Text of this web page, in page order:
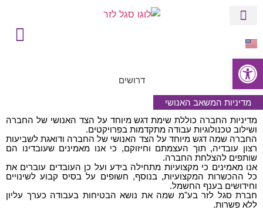
פתח סרגל נגישות
דרושים
מדיניות המשאב האנושי
מדיניות החברה כוללת שימת דגש מיוחד על הצד האנושי של החברה
ושילוב טכנולוגיות עבודה מתקדמות בפרויקטים.
החברה שמה דגש מיוחד על הצד האנושי של החברה ודואגת לשביעות
רצון עובדיה, תוך העצמתם וחיזוקם, כי אנו מאמינים שעובדינו הם
שותפים להצלחת החברה.
אנו מאמינים כי מקצועיות מתחילה בידע ועל כן העובדים עוברים את
כל ההכשרות המקצועיות, בנוסף, חשופים על בסיס קבוע לשינויים
וחידושים בענף החשמל.
חברת סגל לזר בע"מ שמה את נושא הבטיחות בעבודה כערך עליון
ללא פשרות.